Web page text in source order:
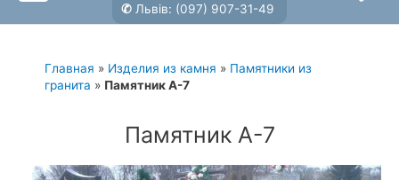
✆ Львів: (097) 907-31-49
Главная » Изделия из камня » Памятники из
гранита » Памятник А-7
Памятник А-7